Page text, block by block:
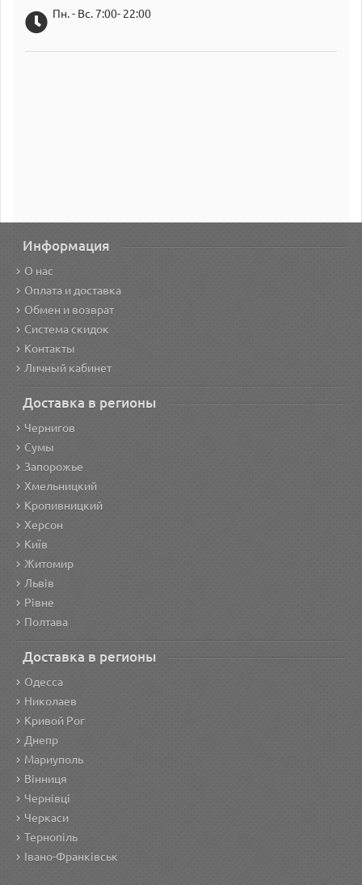
Пн. - Вс. 7:00- 22:00
Информация
О нас
Оплата и доставка
Обмен и возврат
Система скидок
Контакты
Личный кабинет
Доставка в регионы
Чернигов
Сумы
Запорожье
Хмельницкий
Кропивницкий
Херсон
Київ
Житомир
Львів
Рівне
Полтава
Доставка в регионы
Одесса
Николаев
Кривой Рог
Днепр
Мариуполь
Вінниця
Чернівці
Черкаси
Тернопіль
Івано-Франківськ